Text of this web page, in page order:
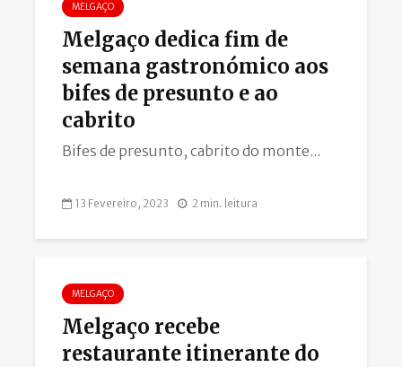
MELGAÇO
Melgaço dedica fim de
semana gastronómico aos
bifes de presunto e ao
cabrito
Bifes de presunto, cabrito do monte...
13 Fevereiro, 2023 2 min. leitura
MELGAÇO
Melgaço recebe
restaurante itinerante do